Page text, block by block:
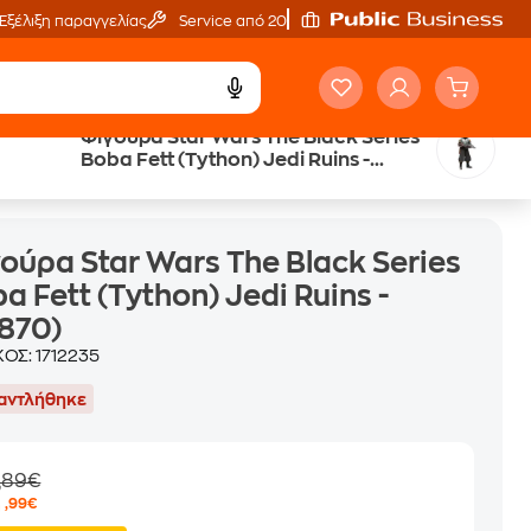
Εξέλιξη παραγγελίας Service από 20'
Φιγούρα Star Wars The Black Series
Boba Fett (Tython) Jedi Ruins -
Star Wars The Black Series
Fett (Tython) Jedi Ruins -
1712235
,99€